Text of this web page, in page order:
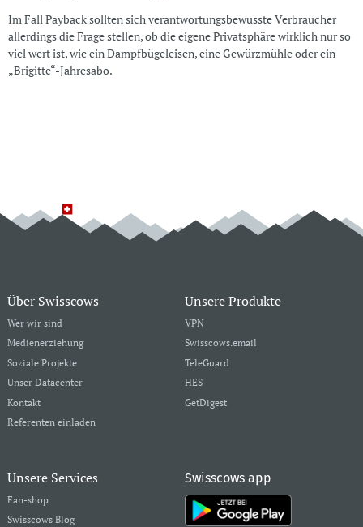
Im Fall Payback sollten sich verantwortungsbewusste Verbraucher
allerdings die Frage stellen, ob die eigene Privatsphäre wirklich nur so
viel wert ist, wie ein Dampfbügeleisen, eine Gewürzmühle oder ein
„Brigitte“-Jahresabo.
Über Swisscows
Wer wir sind
Medienerziehung
Soziale Projekte
Unser Datacenter
Kontakt
Referenten einladen
Unsere Produkte
VPN
Swisscows.email
TeleGuard
HES
GetDigest
Unsere Services
Fan-shop
Swisscows Blog
Swisscows app